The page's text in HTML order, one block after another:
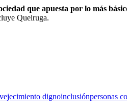
que apuesta por lo más
Queiruga.
dignoinclusiónpersonas